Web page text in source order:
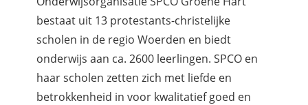
bestaat uit 13 protestants-christelijke
scholen in de regio Woerden en biedt
onderwijs aan ca. 2600 leerlingen. SPCO en
haar scholen zetten zich met liefde en
betrokkenheid in voor kwalitatief goed en